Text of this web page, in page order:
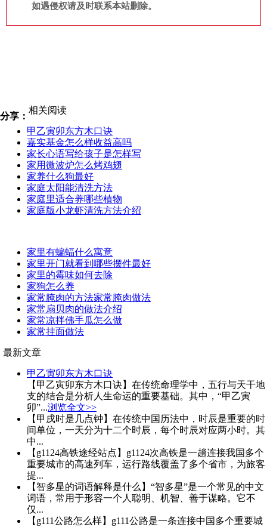
如遇侵权请及时联系本站删除。
分享：
相关阅读
甲乙寅卯东方木口诀
嘉实基金怎么样收益高吗
家长心语写给孩子是怎样写
家用微波炉怎么烤鸡翅
家养什么狗最好
家庭太阳能清洗方法
家庭里适合养哪些植物
家庭版小龙虾清洗方法介绍
家里有蝙蝠什么寓意
家里开门就看到哪些摆件最好
家里的霉味如何去除
家狗怎么养
家常腌肉的方法家常腌肉做法
家常扇贝肉的做法介绍
家常凉拌佛手瓜怎么做
家常挂面做法
最新文章
甲乙寅卯东方木口诀
【甲乙寅卯东方木口诀】在传统命理学中，五行与天干地
支的结合是分析人生命运的重要基础。其中，“甲乙寅
卯”...浏览全文>>
【甲戌时是几点钟】在传统中国历法中，时辰是重要的时
间单位，一天分为十二个时辰，每个时辰对应两小时。其
中...
【g1124高铁途经站点】g1124次高铁是一趟连接我国多个
重要城市的高速列车，运行路线覆盖了多个省市，为旅客
提...
【智多星的词语解释是什么】“智多星”是一个常见的中文
词语，常用于形容一个人聪明、机智、善于谋略。它不
仅...
【g111公路怎么样】g111公路是一条连接中国多个重要城